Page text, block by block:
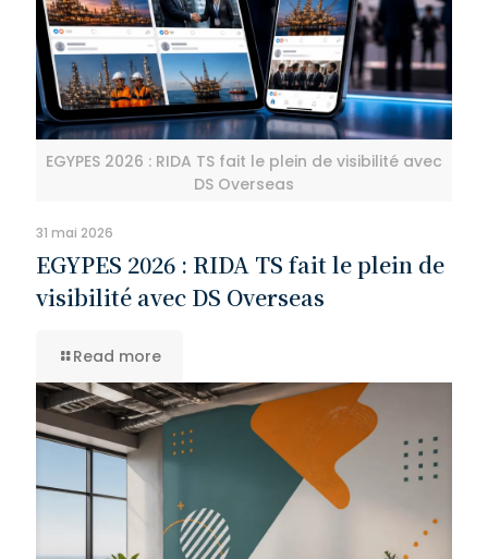
EGYPES 2026 : RIDA TS fait le plein de visibilité avec
DS Overseas
31 mai 2026
EGYPES 2026 : RIDA TS fait le plein de
visibilité avec DS Overseas
Read more